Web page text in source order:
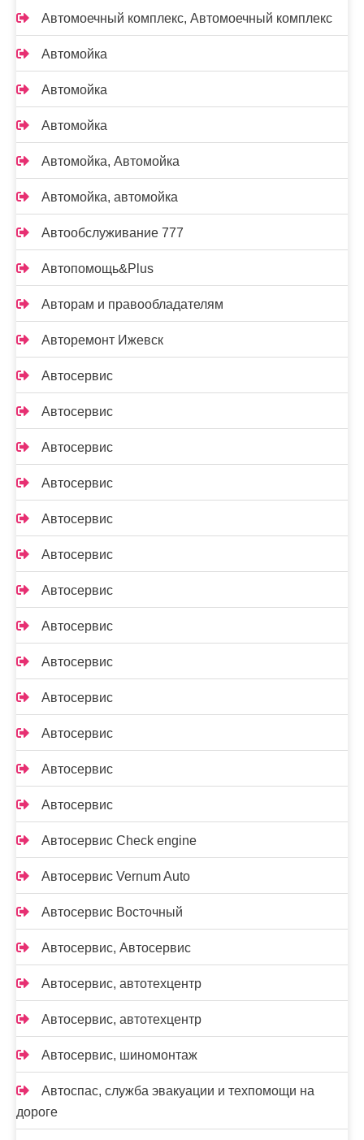
Автомоечный комплекс, Автомоечный комплекс
Автомойка
Автомойка
Автомойка
Автомойка, Автомойка
Автомойка, автомойка
Автообслуживание 777
Автопомощь&Plus
Авторам и правообладателям
Авторемонт Ижевск
Автосервис
Автосервис
Автосервис
Автосервис
Автосервис
Автосервис
Автосервис
Автосервис
Автосервис
Автосервис
Автосервис
Автосервис
Автосервис
Автосервис Check engine
Автосервис Vernum Auto
Автосервис Восточный
Автосервис, Автосервис
Автосервис, автотехцентр
Автосервис, автотехцентр
Автосервис, шиномонтаж
Автоспас, служба эвакуации и техпомощи на
дороге